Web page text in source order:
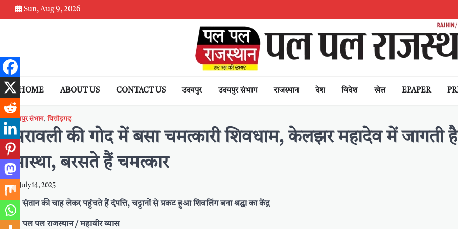
Skip
to
Sun, Aug 9, 2026
HOME ABOUT US CONTACT US उदयपुर उदयपुर संभाग राजस्थान देश विदेश खेल EPAPER
उदयपुर संभाग,चित्तौड़गढ़
अरावली की गोद में बसा चमत्कारी शिवधाम, केलझर महादेव में जागती है
आस्था, बरसते हैं चमत्कार
July 14, 2025
संतान की चाह लेकर पहुंचते हैं दंपत्ति, चट्टानों से प्रकट हुआ शिवलिंग बना श्रद्धा का केंद्र
पल पल राजस्थान / महावीर व्यास